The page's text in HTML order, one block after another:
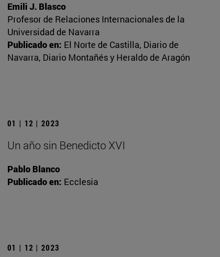
Emili J. Blasco
Profesor de Relaciones Internacionales de la
Universidad de Navarra
Publicado en: El Norte de Castilla, Diario de
Navarra, Diario Montañés y Heraldo de Aragón
01 | 12 | 2023
Un año sin Benedicto XVI
Pablo Blanco
Publicado en: Ecclesia
01 | 12 | 2023